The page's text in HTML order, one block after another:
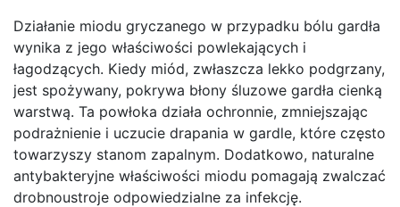
Działanie miodu gryczanego w przypadku bólu gardła
wynika z jego właściwości powlekających i
łagodzących. Kiedy miód, zwłaszcza lekko podgrzany,
jest spożywany, pokrywa błony śluzowe gardła cienką
warstwą. Ta powłoka działa ochronnie, zmniejszając
podrażnienie i uczucie drapania w gardle, które często
towarzyszy stanom zapalnym. Dodatkowo, naturalne
antybakteryjne właściwości miodu pomagają zwalczać
drobnoustroje odpowiedzialne za infekcję.